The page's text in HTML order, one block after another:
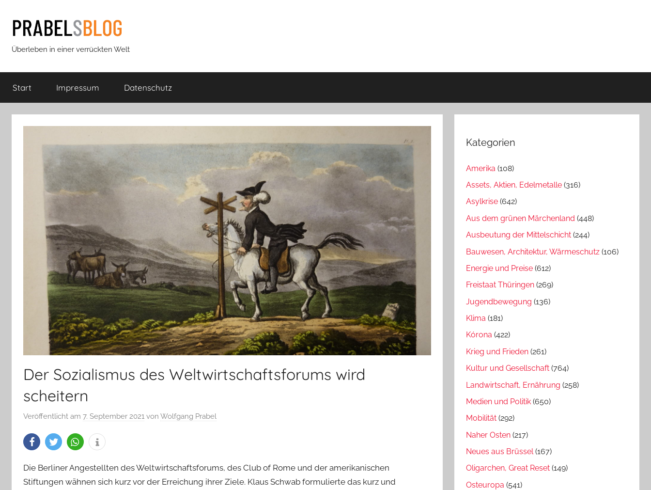
Inhalt
springen
Prabels
Blog
Überleben in einer verrückten Welt
Start Impressum Datenschutz
Der Sozialismus des Weltwirtschaftsforums wird
scheitern
Veröffentlicht am 7. September 2021 von Wolfgang Prabel
Die Berliner Angestellten des Weltwirtschaftsforums, des Club of Rome und der amerikanischen
Stiftungen wähnen sich kurz vor der Erreichung ihrer Ziele. Klaus Schwab formulierte das kurz und
Kategorien
Amerika (108)
Assets, Aktien, Edelmetalle (316)
Asylkrise (642)
Aus dem grünen Märchenland (448)
Ausbeutung der Mittelschicht (244)
Bauwesen, Architektur, Wärmeschutz (106)
Energie und Preise (612)
Freistaat Thüringen (269)
Jugendbewegung (136)
Klima (181)
Kórona (422)
Krieg und Frieden (261)
Kultur und Gesellschaft (764)
Landwirtschaft, Ernährung (258)
Medien und Politik (650)
Mobilität (292)
Naher Osten (217)
Neues aus Brüssel(167)
Oligarchen, Great Reset (149)
Osteuropa (541)